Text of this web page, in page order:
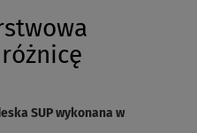
SUP wykonana w